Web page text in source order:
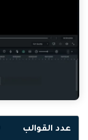
عدد القوالب